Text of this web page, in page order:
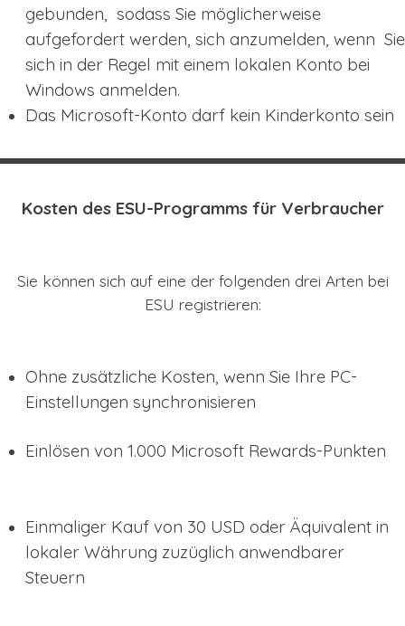
gebunden, sodass Sie möglicherweise
aufgefordert werden, sich anzumelden, wenn Sie
sich in der Regel mit einem lokalen Konto bei
Windows anmelden.
Das Microsoft-Konto darf kein Kinderkonto sein
Kosten des ESU-Programms für Verbraucher
Sie können sich auf eine der folgenden drei Arten bei
ESU registrieren:
Ohne zusätzliche Kosten, wenn Sie Ihre PC-
Einstellungen synchronisieren
Einlösen von 1.000 Microsoft Rewards-Punkten
Einmaliger Kauf von 30 USD oder Äquivalent in
lokaler Währung zuzüglich anwendbarer
Steuern